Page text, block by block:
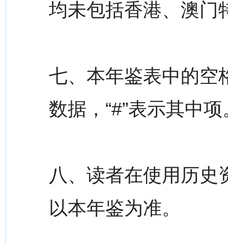
均未包括香港、澳门
七、本年鉴表中的空
数据，“#”表示其中项
八、读者在使用历史
以本年鉴为准。